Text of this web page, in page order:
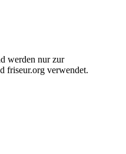
werden nur zur
friseur.org verwendet.